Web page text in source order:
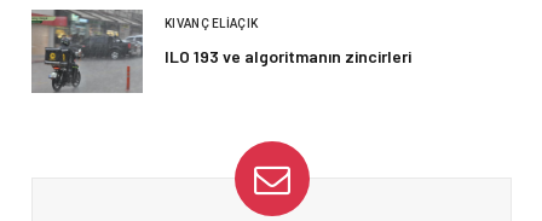
KIVANÇ ELIAÇIK
ILO 193 ve algoritmanın zincirleri